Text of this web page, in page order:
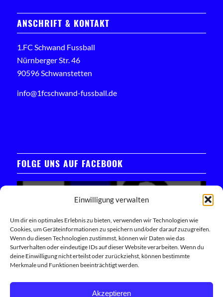
Einwilligung verwalten
Um dir ein optimales Erlebnis zu bieten, verwenden wir Technologien wie
Cookies, um Geräteinformationen zu speichern und/oder darauf zuzugreifen.
Wenn du diesen Technologien zustimmst, können wir Daten wie das
Surfverhalten oder eindeutige IDs auf dieser Website verarbeiten. Wenn du
deine Einwilligung nicht erteilst oder zurückziehst, können bestimmte
Merkmale und Funktionen beeinträchtigt werden.
Akzeptieren
ANSCHRIFT & KONTAKT
1.FC Schwand Fussball
Nürnberger Str. 46
90596 Schwanstetten
info@1fcschwand-fussball.de
FOLGE UNS AUF FACEBOOK
Klicken Sie hier, um das Facebook-Widget zu laden
Trete unserer Facebook-Community bei